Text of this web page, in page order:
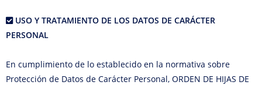
USO Y TRATAMIENTO DE LOS DATOS DE CARÁCTER
PERSONAL
En cumplimiento de lo establecido en la normativa sobre
Protección de Datos de Carácter Personal, ORDEN DE HIJAS DE